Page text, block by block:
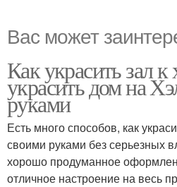
Вас может
Как украсить зал
украсить дом на
руками
Есть много способов, как
своими руками без серьезных
хорошо продуманное
отличное настроение на весь